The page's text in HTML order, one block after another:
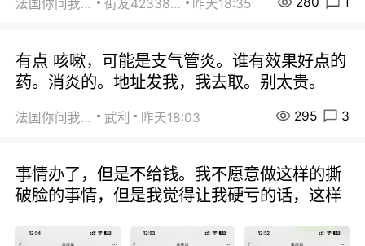
法国你问我答 街友42338202 昨天18:35
有点 咳嗽，可能是支气管炎。谁有效果好点的
药。消炎的。地址发我，我去取。别太贵。
法国你问我答 武利 昨天18:03 295 3
事情办了，但是不给钱。我不愿意做这样的撕
破脸的事情，但是我觉得让我硬亏的话，这样